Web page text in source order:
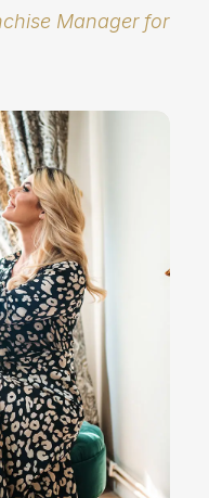
Manager for